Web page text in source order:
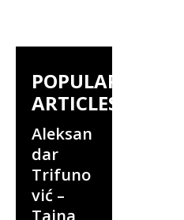
POPULAR
ARTICLES
Aleksan
dar
Trifuno
vić –
Tajna